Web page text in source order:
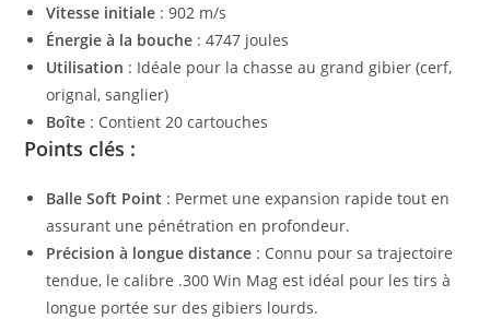
Vitesse initiale : 902 m/s
Énergie à la bouche : 4747 joules
Utilisation : Idéale pour la chasse au grand gibier (cerf,
orignal, sanglier)
Boîte : Contient 20 cartouches
Points clés :
Balle Soft Point : Permet une expansion rapide tout en
assurant une pénétration en profondeur.
Précision à longue distance : Connu pour sa trajectoire
tendue, le calibre .300 Win Mag est idéal pour les tirs à
longue portée sur des gibiers lourds.